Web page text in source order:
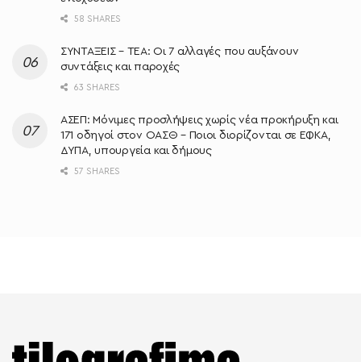
58 SHARES
ΣΥΝΤΑΞΕΙΣ – ΤΕΑ: Οι 7 αλλαγές που αυξάνουν
συντάξεις και παροχές
63 SHARES
ΑΣΕΠ: Μόνιμες προσλήψεις χωρίς νέα προκήρυξη και
171 οδηγοί στον ΟΑΣΘ – Ποιοι διορίζονται σε ΕΦΚΑ,
ΔΥΠΑ, υπουργεία και δήμους
57 SHARES